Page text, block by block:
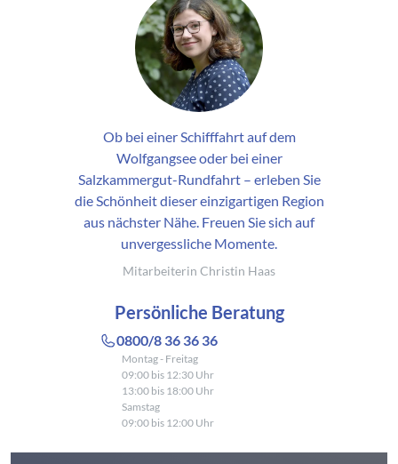
Ob bei einer Schifffahrt auf dem
Wolfgangsee oder bei einer
Salzkammergut-Rundfahrt – erleben Sie
die Schönheit dieser einzigartigen Region
aus nächster Nähe. Freuen Sie sich auf
unvergessliche Momente.
Mitarbeiterin Christin Haas
Persönliche Beratung
0800/8 36 36 36
Montag - Freitag
09:00 bis 12:30 Uhr
13:00 bis 18:00 Uhr
Samstag
09:00 bis 12:00 Uhr